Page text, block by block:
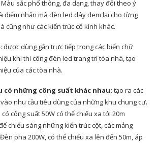
sắc phổ thông, đa dạng, thay đổi theo ý
điểm nhấn mà đèn led dây đem lại cho từng
cũng như các kiến trúc cổ kính khác.
: được dùng gắn trực tiếp trong các biển chữ
khi thi công đèn led trang trí tòa nhà, tạo
của các tòa nhà.
có những công suất khác nhau: tạo ra các
nhu cầu tiêu dùng của những khu chung cư.
công suất 50W có thể chiếu xa tới 20m
chiếu sáng những kiến trúc cột, các mảng
pha 200W, có thể chiếu xa lên đến 50m, áp